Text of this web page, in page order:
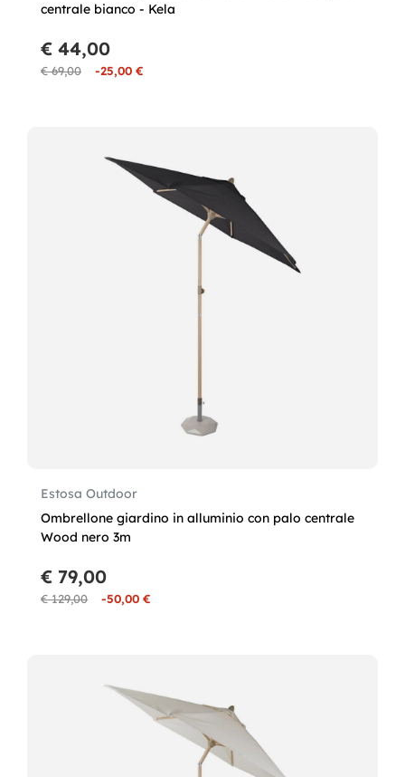
centrale bianco - Kela
€ 69,00 -25,00 €
€ 44,00
Estosa Outdoor
Ombrellone giardino in alluminio con palo centrale
Wood nero 3m
€ 129,00 -50,00 €
€ 79,00